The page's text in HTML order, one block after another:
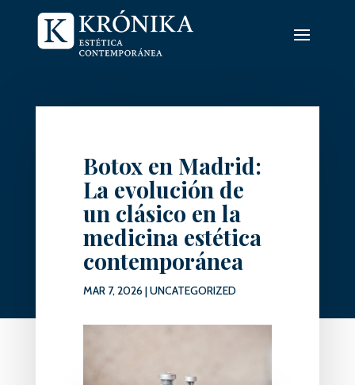
Botox en Madrid:
La evolución de
un clásico en la
medicina estética
contemporánea
MAR 7, 2026 |UNCATEGORIZED